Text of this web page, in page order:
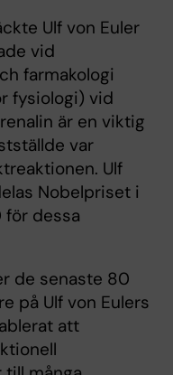
Ulf von Euler
vid
farmakologi
fysiologi) vid
är en viktig
var
Ulf
Nobelpriset i
för dessa
de senaste 80
på Ulf von Eulers
att